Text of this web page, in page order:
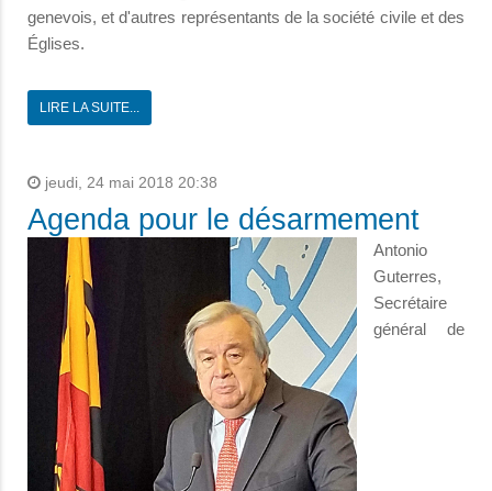
genevois, et d'autres représentants de la société civile et des
Églises.
LIRE LA SUITE...
jeudi, 24 mai 2018 20:38
Agenda pour le désarmement
Antonio
Guterres,
Secrétaire
général de